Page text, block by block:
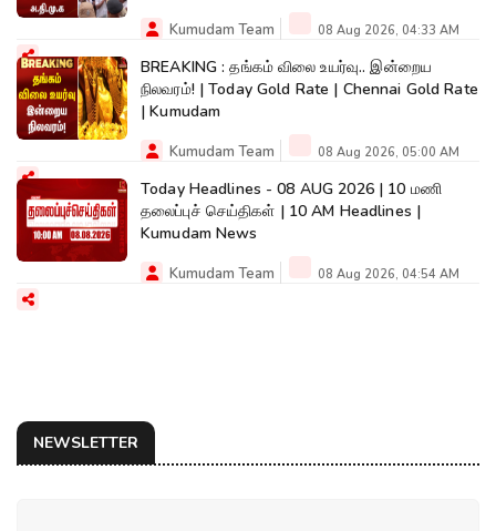
Kumudam Team 08 Aug 2026, 04:33 AM
BREAKING : தங்கம் விலை உயர்வு.. இன்றைய
நிலவரம்! | Today Gold Rate | Chennai Gold Rate
| Kumudam
Kumudam Team 08 Aug 2026, 05:00 AM
Today Headlines - 08 AUG 2026 | 10 மணி
தலைப்புச் செய்திகள் | 10 AM Headlines |
Kumudam News
Kumudam Team 08 Aug 2026, 04:54 AM
NEWSLETTER